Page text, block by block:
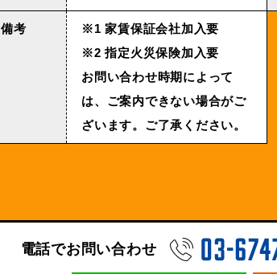
備考
※1 家賃保証会社加入要
※2 指定火災保険加入要
お問い合わせ時期によって
は、ご案内できない場合がご
ざいます。ご了承ください。
電話でお問い合わせ